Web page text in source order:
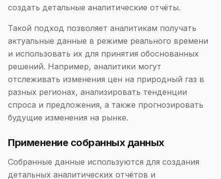
создать детальные аналитические отчёты.
Такой подход позволяет аналитикам получать
актуальные данные в режиме реального времени
и использовать их для принятия обоснованных
решений. Например, аналитики могут
отслеживать изменения цен на природный газ в
разных регионах, анализировать тенденции
спроса и предложения, а также прогнозировать
будущие изменения на рынке.
Применение собранных данных
Собранные данные используются для создания
детальных аналитических отчётов и